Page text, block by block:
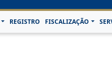
REGISTRO FISCALIZAÇÃO